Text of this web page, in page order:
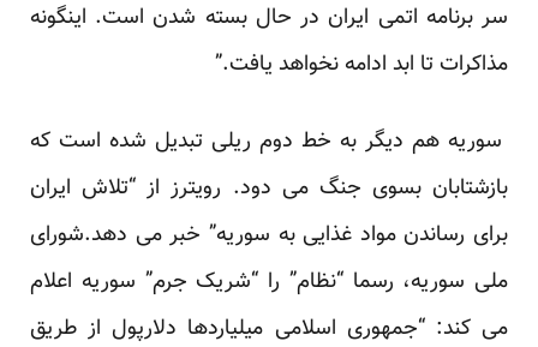
سر برنامه اتمی ایران در حال بسته شدن است. اینگونه
مذاکرات تا ابد ادامه نخواهد یافت.”
سوریه هم دیگر به خط دوم ریلی تبدیل شده است که
بازشتابان بسوی جنگ می دود. رویترز از “تلاش ایران
برای رساندن مواد غذایی به سوریه” خبر می دهد.شورای
ملی سوریه، رسما “نظام” را “شریک جرم” سوریه اعلام
می کند: “جمهوری اسلامی میلیاردها دلارپول از طریق